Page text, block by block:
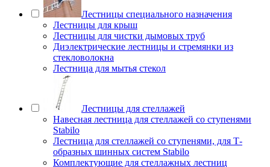
Лестницы специального назначения
Лестницы для крыш
Лестницы для чистки дымовых труб
Диэлектрические лестницы и стремянки из
стекловолокна
Лестница для мытья стекол
Лестницы для стеллажей
Навесная лестница для стеллажей со ступенями
Stabilo
Лестница для стеллажей со ступенями, для Т-
образных шинных систем Stabilo
Комплектующие для стеллажных лестниц